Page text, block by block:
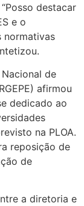
destacar
e o
normativas
de
afirmou
dedicado ao
na PLOA.
reposição de
de
a diretoria e